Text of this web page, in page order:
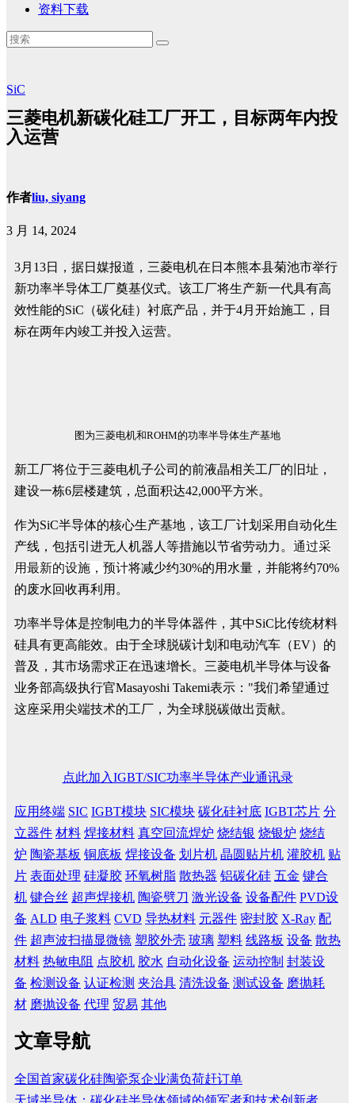
资料下载
SiC
三菱电机新碳化硅工厂开工，目标两年内投
入运营
作者liu, siyang
3 月 14, 2024
3月13日，据日媒报道，三菱电机在日本熊本县菊池市举行
新功率半导体工厂奠基仪式。该工厂将生产新一代具有高
效性能的SiC（碳化硅）衬底产品，并于4月开始施工，目
标在两年内竣工并投入运营。
图为三菱电机和ROHM的功率半导体生产基地
新工厂将位于三菱电机子公司的前液晶相关工厂的旧址，
建设一栋6层楼建筑，总面积达42,000平方米。
作为SiC半导体的核心生产基地，该工厂计划采用自动化生
产线，包括引进无人机器人等措施以节省劳动力。 通过采
用最新的设施，预计将减少约30%的用水量，并能将约70%
的废水回收再利用。
功率半导体是控制电力的半导体器件，其中SiC比传统材料
硅具有更高能效。由于全球脱碳计划和电动汽车（EV）的
普及，其市场需求正在迅速增长。三菱电机半导体与设备
业务部高级执行官Masayoshi Takemi表示："我们希望通过
这座采用尖端技术的工厂，为全球脱碳做出贡献。
点此加入IGBT/SIC功率半导体产业通讯录
应用终端 SIC IGBT模块 SIC模块 碳化硅衬底 IGBT芯片 分
立器件 材料 焊接材料 真空回流焊炉 烧结银 烧银炉 烧结
炉 陶瓷基板 铜底板 焊接设备 划片机 晶圆贴片机 灌胶机 贴
片 表面处理 硅凝胶 环氧树脂 散热器 铝碳化硅 五金 键合
机 键合丝 超声焊接机 陶瓷劈刀 激光设备 设备配件 PVD设
备 ALD 电子浆料 CVD 导热材料 元器件 密封胶 X-Ray 配
件 超声波扫描显微镜 塑胶外壳 玻璃 塑料 线路板 设备 散热
材料 热敏电阻 点胶机 胶水 自动化设备 运动控制 封装设
备 检测设备 认证检测 夹治具 清洗设备 测试设备 磨抛耗
材 磨抛设备 代理 贸易 其他
文章导航
全国首家碳化硅陶瓷泵企业满负荷赶订单
天域半导体：碳化硅半导体领域的领军者和技术创新者